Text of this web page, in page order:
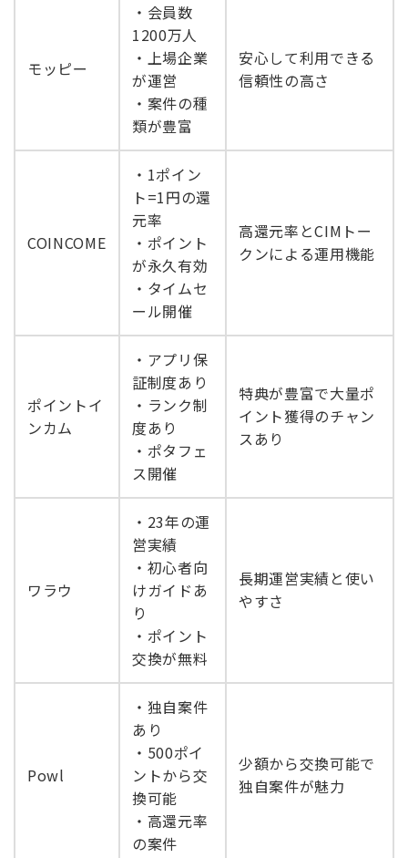
モッピー
・会員数
1200万人
・上場企業
が運営
・案件の種
類が豊富
安心して利用できる
信頼性の高さ
COINCOME
・1ポイン
ト=1円の還
元率
・ポイント
が永久有効
・タイムセ
ール開催
高還元率とCIMトー
クンによる運用機能
ポイントイ
ンカム
・アプリ保
証制度あり
・ランク制
度あり
・ポタフェ
ス開催
特典が豊富で大量ポ
イント獲得のチャン
スあり
ワラウ
・23年の運
営実績
・初心者向
けガイドあ
り
・ポイント
交換が無料
長期運営実績と使い
やすさ
Powl
・独自案件
あり
・500ポイ
ントから交
換可能
・高還元率
の案件
少額から交換可能で
独自案件が魅力